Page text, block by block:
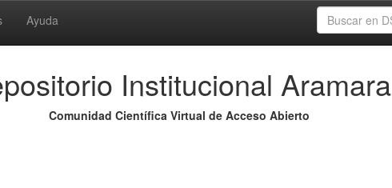
Ayuda
Institucional Aramara
Comunidad Científica Virtual de Acceso Abierto